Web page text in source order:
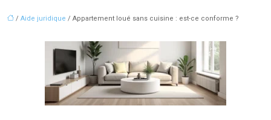
/ Aide juridique / Appartement loué sans cuisine : est-ce conforme ?